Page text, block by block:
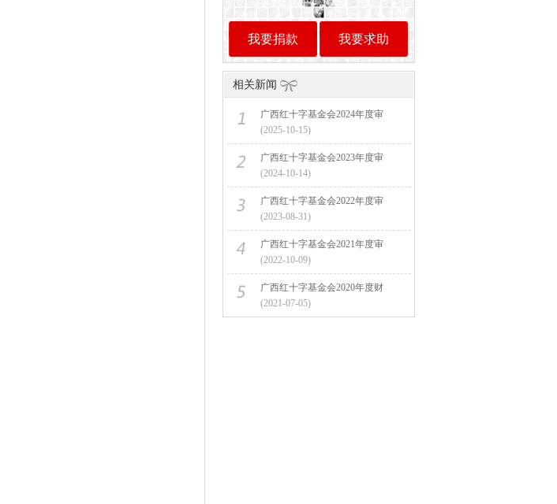
我要捐款 我要求助
相关新闻
广西红十字基金会2024年度审
(2025-10-15)
广西红十字基金会2023年度审
(2024-10-14)
广西红十字基金会2022年度审
(2023-08-31)
广西红十字基金会2021年度审
(2022-10-09)
广西红十字基金会2020年度财
(2021-07-05)